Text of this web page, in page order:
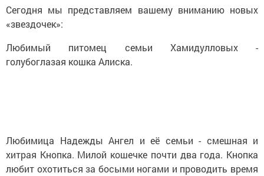
Сегодня мы представляем вашему вниманию новых
«звездочек»:
Любимый питомец семьи Хамидулловых -
голубоглазая кошка Алиска.
Любимица Надежды Ангел и её семьи - смешная и
хитрая Кнопка. Милой кошечке почти два года. Кнопка
любит охотиться за босыми ногами и проводить время